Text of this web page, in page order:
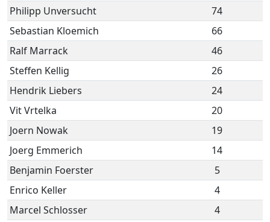
Philipp Unversucht
74
Sebastian Kloemich
66
Ralf Marrack
46
Steffen Kellig
26
Hendrik Liebers
24
Vit Vrtelka
20
Joern Nowak
19
Joerg Emmerich
14
Benjamin Foerster
5
Enrico Keller
4
Marcel Schlosser
4